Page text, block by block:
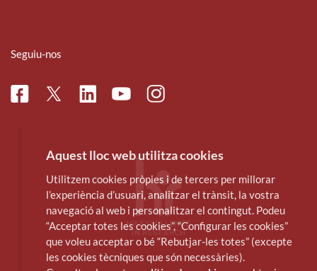
Seguiu-nos
FacebookTwitterLinkedinYoutubeInstagram
Aquest lloc web utilitza cookies
Utilitzem cookies pròpies i de tercers per millorar
l’experiència d’usuari, analitzar el trànsit, la vostra
navegació al web i personalitzar el contingut. Podeu
“Acceptar totes les cookies”, “Configurar les cookies”
que voleu acceptar o bé “Rebutjar-les totes” (excepte
les cookies tècniques que són necessàries).